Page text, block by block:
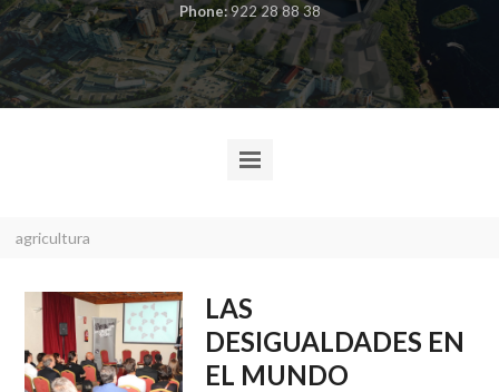
Phone:922 28 88 38
agricultura
LAS
DESIGUALDADES EN
EL MUNDO